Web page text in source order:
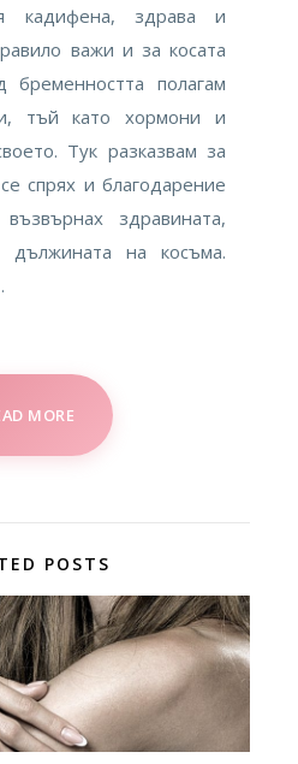
кадифена, здрава и
важи и за косата
полагам
тъй като хормони и
Тук разказвам за
спрях и благодарение
здравината,
на косъма.
MORE
POSTS